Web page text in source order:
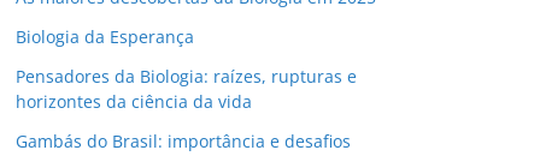
Biologia da Esperança
Pensadores da Biologia: raízes, rupturas e
horizontes da ciência da vida
Gambás do Brasil: importância e desafios